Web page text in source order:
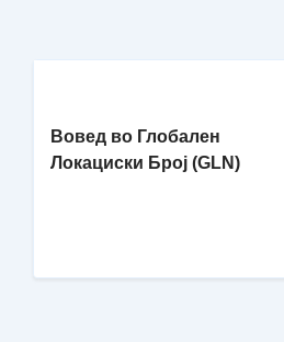
Вовед во Глобален
Локациски Број (GLN)